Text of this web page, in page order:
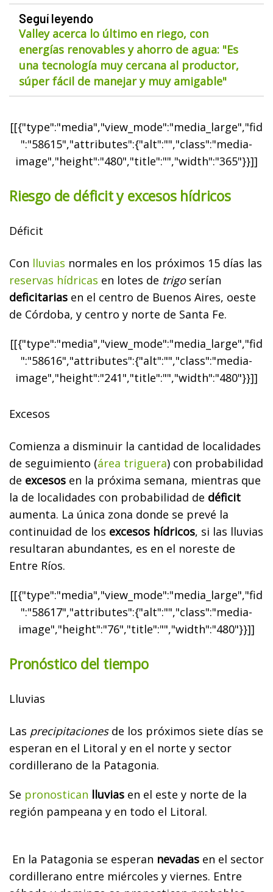
Seguí leyendo
Valley acerca lo último en riego, con
energías renovables y ahorro de agua: "Es
una tecnología muy cercana al productor,
súper fácil de manejar y muy amigable"
[[{"type":"media","view_mode":"media_large","fid
":"58615","attributes":{"alt":"","class":"media-
image","height":"480","title":"","width":"365"}}]]
Riesgo de déficit y excesos hídricos
Déficit
Con lluvias normales en los próximos 15 días las
reservas hídricas en lotes de trigoserían
deficitarias en el centro de Buenos Aires, oeste
de Córdoba, y centro y norte de Santa Fe.
[[{"type":"media","view_mode":"media_large","fid
":"58616","attributes":{"alt":"","class":"media-
image","height":"241","title":"","width":"480"}}]]
Excesos
Comienza a disminuir la cantidad de localidades
de seguimiento (área triguera) con probabilidad
de excesos en la próxima semana, mientras que
la de localidades con probabilidad de déficit
aumenta. La única zona donde se prevé la
continuidad de los excesos hídricos, si las lluvias
resultaran abundantes, es en el noreste de
Entre Ríos.
[[{"type":"media","view_mode":"media_large","fid
":"58617","attributes":{"alt":"","class":"media-
image","height":"76","title":"","width":"480"}}]]
Pronóstico del tiempo
Lluvias
Las precipitacionesde los próximos siete días se
esperan en el Litoral y en el norte y sector
cordillerano de la Patagonia.
Se pronostican lluvias en el este y norte de la
región pampeana y en todo el Litoral.
En la Patagonia se esperan nevadas en el sector
cordillerano entre miércoles y viernes. Entre